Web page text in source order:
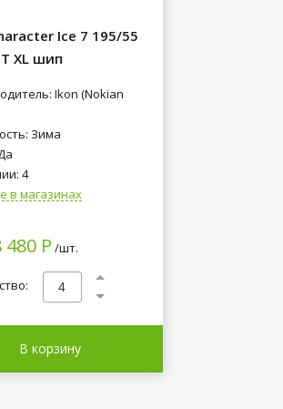
Ice 7 195/55
XL шип
Ikon (Nokian
Зима
4
в магазинах
480 Р /шт.
В корзину